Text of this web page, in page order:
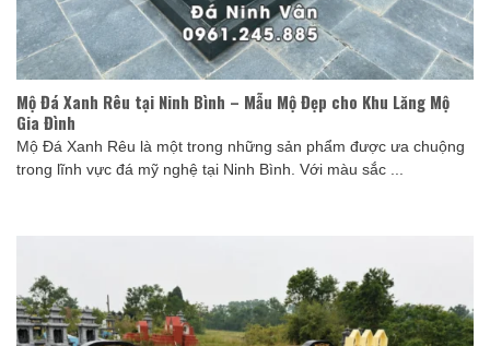
Mộ Đá Xanh Rêu tại Ninh Bình – Mẫu Mộ Đẹp cho Khu Lăng Mộ
Gia Đình
Mộ Đá Xanh Rêu là một trong những sản phẩm được ưa chuộng
trong lĩnh vực đá mỹ nghệ tại Ninh Bình. Với màu sắc ...